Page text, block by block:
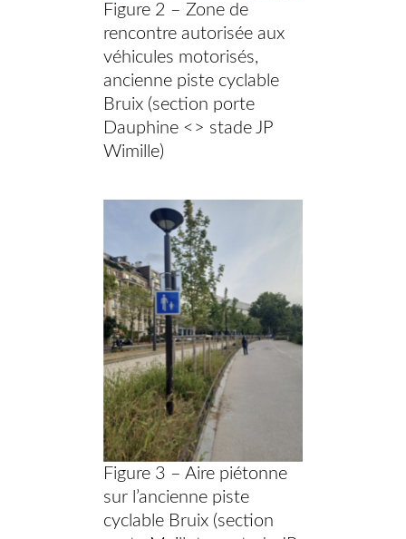
Figure 2 – Zone de
rencontre autorisée aux
véhicules motorisés,
ancienne piste cyclable
Bruix (section porte
Dauphine <> stade JP
Wimille)
Figure 3 – Aire piétonne
sur l’ancienne piste
cyclable Bruix (section